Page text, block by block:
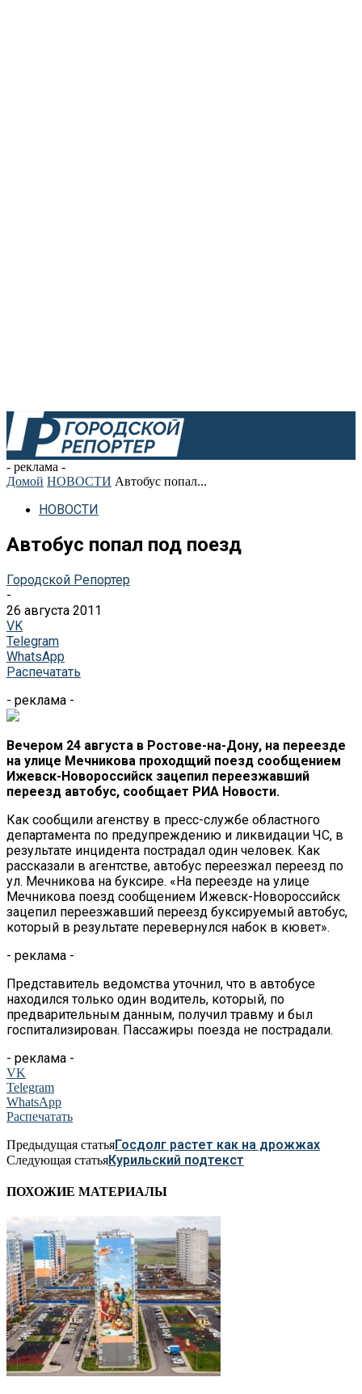
- реклама -
Домой НОВОСТИ Автобус попал...
НОВОСТИ
Автобус попал под поезд
Городской Репортер
-
26 августа 2011
VK
Telegram
WhatsApp
Распечатать
- реклама -
Вечером 24 августа в Ростове-на-Дону, на переезде
на улице Мечникова проходщий поезд сообщением
Ижевск-Новороссийск зацепил переезжавший
переезд автобус, сообщает РИА Новости.
Как сообщили агенству в пресс-службе областного
департамента по предупреждению и ликвидации ЧС, в
результате инцидента пострадал один человек. Как
рассказали в агентстве, автобус переезжал переезд по
ул. Мечникова на буксире. «На переезде на улице
Мечникова поезд сообщением Ижевск-Новороссийск
зацепил переезжавший переезд буксируемый автобус,
который в результате перевернулся набок в кювет».
- реклама -
Представитель ведомства уточнил, что в автобусе
находился только один водитель, который, по
предварительным данным, получил травму и был
госпитализирован. Пассажиры поезда не пострадали.
- реклама -
VK
Telegram
WhatsApp
Распечатать
Предыдущая статьяГосдолг растет как на дрожжах
Следующая статьяКурильский подтекст
ПОХОЖИЕ МАТЕРИАЛЫ